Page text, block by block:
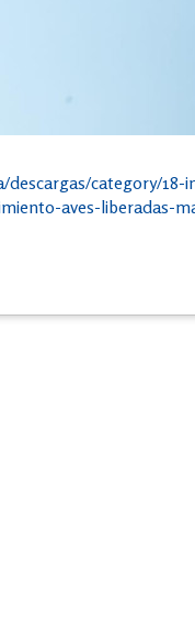
category/18-
aves-liberadas-